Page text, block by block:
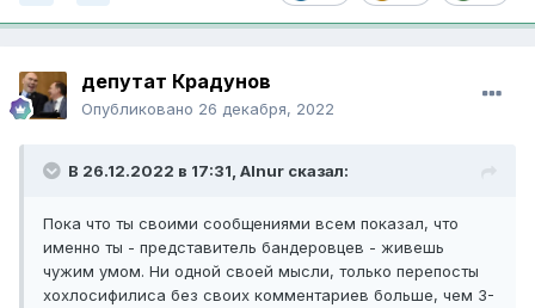
депутат Крадунов
Опубликовано 26 декабря, 2022
В 26.12.2022 в 17:31, Alnur сказал:
Пока что ты своими сообщениями всем показал, что
именно ты - представитель бандеровцев - живешь
чужим умом. Ни одной своей мысли, только перепосты
хохлосифилиса без своих комментариев больше, чем 3-